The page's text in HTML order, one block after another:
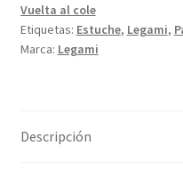
Vuelta al cole
Etiquetas: Estuche, Legami,
Marca: Legami
Descripción